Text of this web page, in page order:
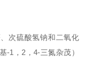
次硫酸氢钠和二氧化
-1，2，4-三氮杂茂）